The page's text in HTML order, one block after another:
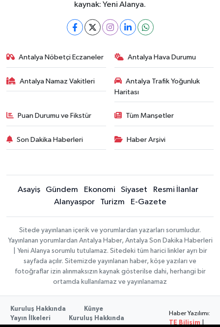
kaynak: Yeni Alanya.
Antalya Nöbetçi Eczaneler Antalya Hava Durumu
Antalya Namaz Vakitleri
Antalya Trafik Yoğunluk
Haritası
Puan Durumu ve Fikstür Tüm Manşetler
Son Dakika Haberleri Haber Arşivi
Asayiş Gündem Ekonomi Siyaset
Resmi İlanlar
Alanyaspor
Turizm E-Gazete
Sitede yayınlanan içerik ve yorumlardan yazarları sorumludur.
Yayınlanan yorumlardan Antalya Haber, Antalya Son Dakika Haberleri
| Yeni Alanya sorumlu tutulamaz. Sitedeki tüm harici linkler ayrı bir
sayfada açılır. Sitemizde yayınlanan haber, köşe yazıları ve
fotoğraflar izin alınmaksızın kaynak gösterilse dahi, herhangi bir
ortamda kullanılamaz ve yayınlanamaz
Kuruluş Hakkında
Künye
Yayın İlkeleri
Kuruluş Hakkında
Haber Yazılımı:
TE Bilişim